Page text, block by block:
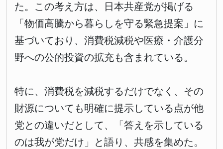
た。この考え方は、日本共産党が掲げる
「物価高騰から暮らしを守る緊急提案」に
基づいており、消費税減税や医療・介護分
野への公的投資の拡充も含まれている。
特に、消費税を減税するだけでなく、その
財源についても明確に提示している点が他
党との違いだとして、「答えを示している
のは我が党だけ」と語り、共感を集めた。